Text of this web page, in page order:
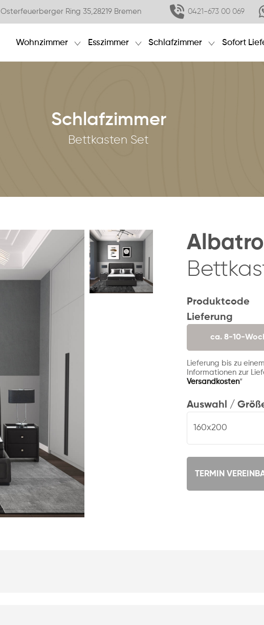
Osterfeuerberger Ring 35,28219 Bremen 0421-673 00 069
Wohnzimmer Esszimmer Schlafzimmer Sofort
Schlafzimmer
Bettkasten Set
Produktcode
Lieferung
ca. 8-10-
Lieferung bis zu
Informationen zur
Versandkosten“
Auswahl /
TERMIN